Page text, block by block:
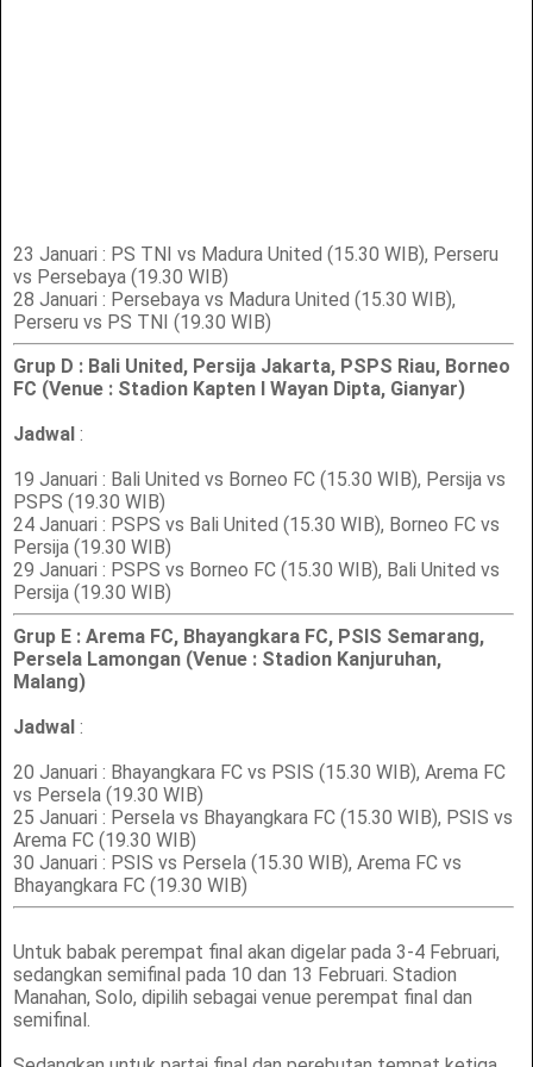
23 Januari : PS TNI vs Madura United (15.30 WIB), Perseru
vs Persebaya (19.30 WIB)
28 Januari : Persebaya vs Madura United (15.30 WIB),
Perseru vs PS TNI (19.30 WIB)
Grup D : Bali United, Persija Jakarta, PSPS Riau, Borneo
FC (Venue : Stadion Kapten I Wayan Dipta, Gianyar)
Jadwal:
19 Januari : Bali United vs Borneo FC (15.30 WIB), Persija vs
PSPS (19.30 WIB)
24 Januari : PSPS vs Bali United (15.30 WIB), Borneo FC vs
Persija (19.30 WIB)
29 Januari : PSPS vs Borneo FC (15.30 WIB), Bali United vs
Persija (19.30 WIB)
Grup E : Arema FC, Bhayangkara FC, PSIS Semarang,
Persela Lamongan (Venue : Stadion Kanjuruhan,
Malang)
Jadwal:
20 Januari : Bhayangkara FC vs PSIS (15.30 WIB), Arema FC
vs Persela (19.30 WIB)
25 Januari : Persela vs Bhayangkara FC (15.30 WIB), PSIS vs
Arema FC (19.30 WIB)
30 Januari : PSIS vs Persela (15.30 WIB), Arema FC vs
Bhayangkara FC (19.30 WIB)
Untuk babak perempat final akan digelar pada 3-4 Februari,
sedangkan semifinal pada 10 dan 13 Februari. Stadion
Manahan, Solo, dipilih sebagai venue perempat final dan
semifinal.